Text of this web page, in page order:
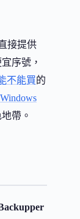
接提供
序號，
不能買的
Windows
帶。